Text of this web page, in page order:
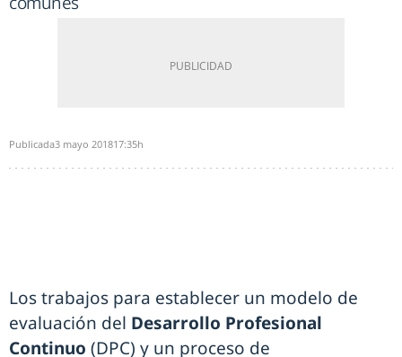
Publicada3 mayo 201817:35h
Los trabajos para establecer un modelo de
evaluación del Desarrollo Profesional
Continuo (DPC) y un proceso de